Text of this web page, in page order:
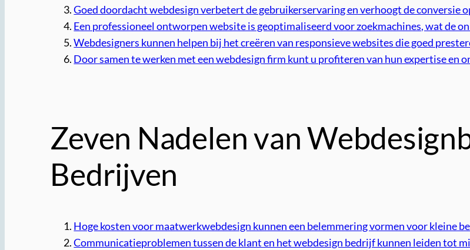
Goed doordacht webdesign verbetert de gebruikerservaring en verhoogt de conversie
Een professioneel ontworpen website is geoptimaliseerd voor zoekmachines, wat de
Webdesigners kunnen helpen bij het creëren van responsieve websites die goed
Door samen te werken met een webdesign firm kunt u profiteren van hun expertise en
Zeven Nadelen van
Bedrijven
Hoge kosten voor maatwerkwebdesign kunnen een belemmering vormen voor kleine
Communicatieproblemen tussen de klant en het webdesign bedrijf kunnen leiden tot